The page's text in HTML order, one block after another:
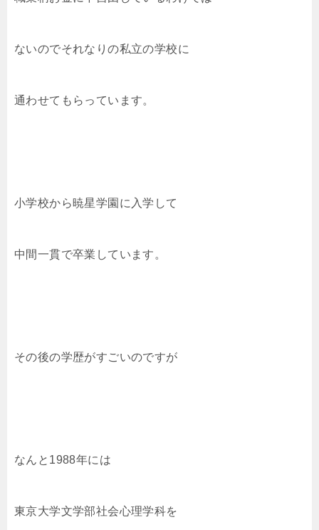
ないのでそれなりの私立の学校に
通わせてもらっています。
小学校から暁星学園に入学して
中間一貫で卒業しています。
その後の学歴がすごいのですが
なんと1988年には
東京大学文学部社会心理学科を